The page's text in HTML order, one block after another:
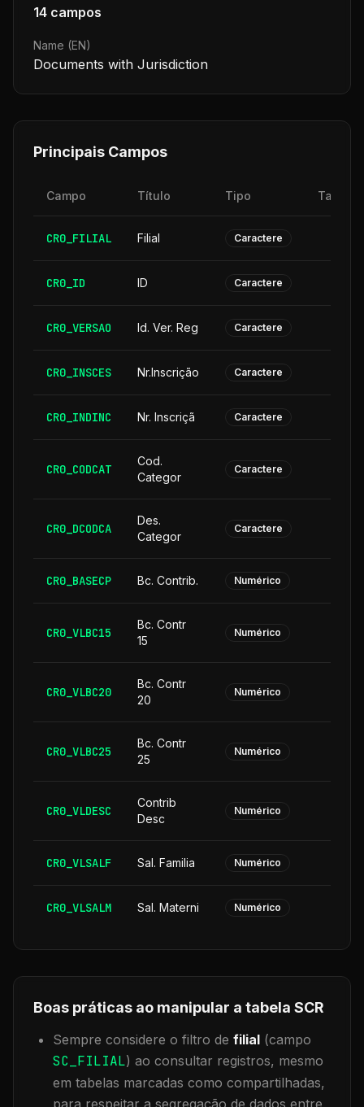
14 campos
Name (EN)
Documents with Jurisdiction
Principais Campos
Campo Título Tipo
CR0_FILIAL Filial Caractere
CR0_ID ID Caractere
CR0_VERSAO Id. Ver. Reg Caractere
CR0_INSCES Nr.Inscrição Caractere
CR0_INDINC Nr. Inscriçã Caractere
CR0_CODCAT
Cod.
Categor
Caractere
CR0_DCODCA
Des.
Categor
Caractere
CR0_BASECP Bc. Contrib. Numérico
CR0_VLBC15
Bc. Contr
15
Numérico
CR0_VLBC20
Bc. Contr
20
Numérico
CR0_VLBC25
Bc. Contr
25
Numérico
CR0_VLDESC
Contrib
Desc
Numérico
CR0_VLSALF Sal. Familia Numérico
CR0_VLSALM Sal. Materni Numérico
Boas práticas ao manipular a tabela SCR
Sempre considere o filtro de filial (campo
SC_FILIAL) ao consultar registros, mesmo
em tabelas marcadas como compartilhadas,
para respeitar a segregação de dados entre